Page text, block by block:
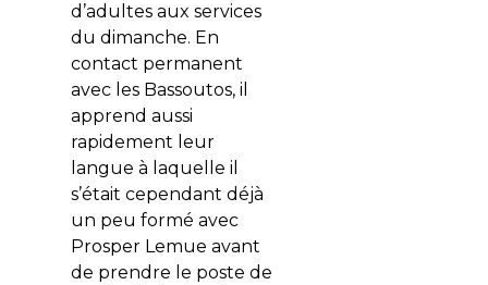
d’adultes aux services
du dimanche. En
contact permanent
avec les Bassoutos, il
apprend aussi
rapidement leur
langue à laquelle il
s’était cependant déjà
un peu formé avec
Prosper Lemue avant
de prendre le poste de